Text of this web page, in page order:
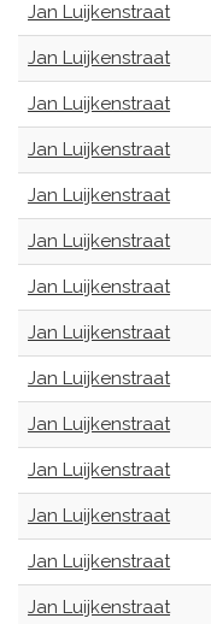
Jan Luijkenstraat
Jan Luijkenstraat
Jan Luijkenstraat
Jan Luijkenstraat
Jan Luijkenstraat
Jan Luijkenstraat
Jan Luijkenstraat
Jan Luijkenstraat
Jan Luijkenstraat
Jan Luijkenstraat
Jan Luijkenstraat
Jan Luijkenstraat
Jan Luijkenstraat
Jan Luijkenstraat